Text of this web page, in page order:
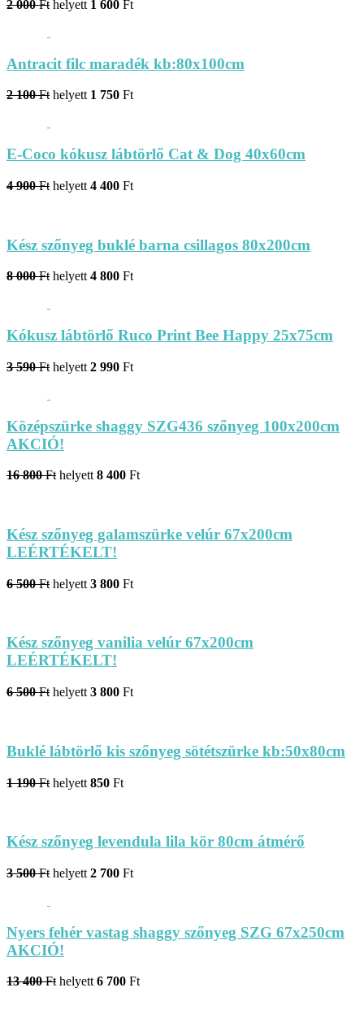
2 000 Ft helyett 1 600 Ft
Antracit filc maradék kb:80x100cm
2 100 Fthelyett 1 750 Ft
E-Coco kókusz lábtörlő Cat & Dog 40x60cm
4 900 Ft helyett 4 400 Ft
Kész szőnyeg buklé barna csillagos 80x200cm
8 000 Ft helyett 4 800 Ft
Kókusz lábtörlő Ruco Print Bee Happy 25x75cm
3 590 Ft helyett 2 990 Ft
Középszürke shaggy SZG436 szőnyeg 100x200cm
AKCIÓ!
16 800 Ft helyett 8 400 Ft
Kész szőnyeg galamszürke velúr 67x200cm
LEÉRTÉKELT!
6 500 Ft helyett 3 800 Ft
Kész szőnyeg vanilia velúr 67x200cm
LEÉRTÉKELT!
6 500 Ft helyett 3 800 Ft
Buklé lábtörlő kis szőnyeg sötétszürke kb:50x80cm
1 190 Ft helyett 850 Ft
Kész szőnyeg levendula lila kör 80cm átmérő
3 500 Ft helyett 2 700 Ft
Nyers fehér vastag shaggy szőnyeg SZG 67x250cm
AKCIÓ!
13 400 Fthelyett6 700 Ft